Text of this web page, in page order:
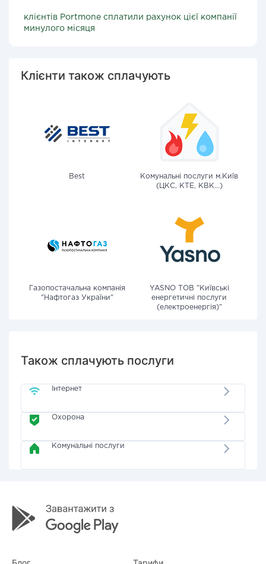
клієнтів Portmone сплатили рахунок цієї компанії
минулого місяця
Клієнти також сплачують
Best
Комунальні послуги м.Київ
(ЦКС, КТЕ, КВК...)
Газопостачальна компанія
"Нафтогаз України"
YASNO ТОВ "Київські
енергетичні послуги
(електроенергія)"
Також сплачують послуги
Інтернет
Охорона
Комунальні послуги